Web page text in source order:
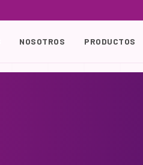
NOSOTROS PRODUCTOS